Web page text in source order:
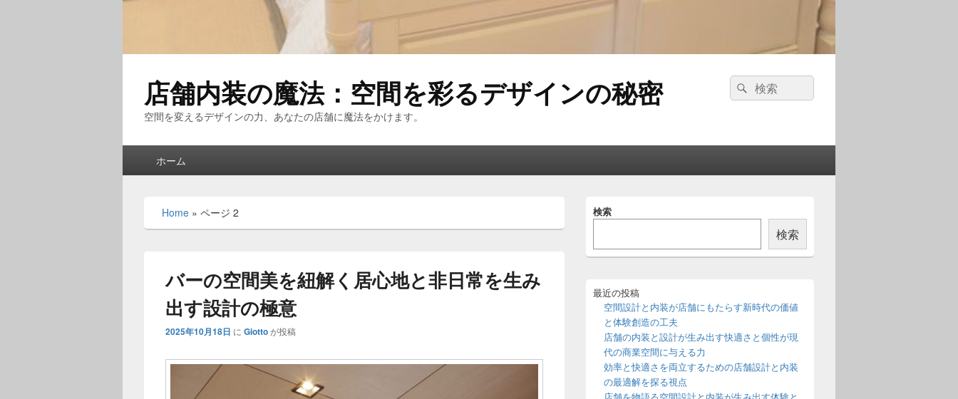
店舗内装の魔法：空間を彩るデザインの秘密
空間を変えるデザインの力、あなたの店舗に魔法をかけます。
検
索:
検
索
ホーム
Home » ページ 2
バーの空間美を紐解く居心地と非日常を生み
出す設計の極意
2025年10月18日 に Giottoが投稿
イ
イ
ー
検索
検索
最近の投稿
空間設計と内装が店舗にもたらす新時代の価値
と体験創造の工夫
店舗の内装と設計が生み出す快適さと個性が現
代の商業空間に与える力
効率と快適さを両立するための店舗設計と内装
の最適解を探る視点